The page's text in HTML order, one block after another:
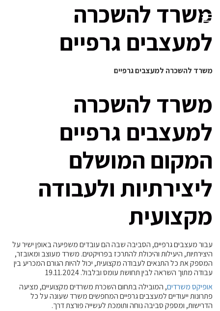
משרד להשכרה
למעצבים גרפיים
משרד להשכרה למעצבים גרפיים
משרד להשכרה
למעצבים גרפיים
המקום המושלם
ליצירתיות ולעבודה
מקצועית
עבור מעצבים גרפיים, הסביבה שבה הם עובדים משפיעה באופן ישיר על
היצירתיות, היעילות והיכולת להתרכז בפרויקטים. משרד מעוצב ומאובזר,
המספק את כל התנאים לעבודה מקצועית, יכול להיות הגורם המכריע בין
עבודה מתוך השראה לבין תחושת עומס ובלבול. 19.11.2024
אופיקס משרדים, המובילה בתחום השכרת משרדים מקצועיים, מציעה
פתרונות ייעודיים למעצבים גרפיים המחפשים משרד שעונה על כל
הדרישות, ומספק סביבה נוחה ותומכת לעשייה פורצת דרך.